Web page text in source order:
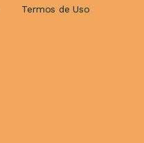
Termos de Uso